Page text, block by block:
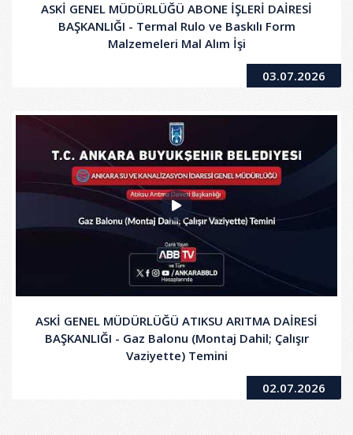
ASKİ GENEL MÜDÜRLÜĞÜ ABONE İŞLERİ DAİRESİ
BAŞKANLIĞI - Termal Rulo ve Baskılı Form
Malzemeleri Mal Alım İşi
03.07.2026
ASKİ GENEL MÜDÜRLÜĞÜ ATIKSU ARITMA DAİRESİ
BAŞKANLIĞI - Gaz Balonu (Montaj Dahil; Çalışır
Vaziyette) Temini
02.07.2026